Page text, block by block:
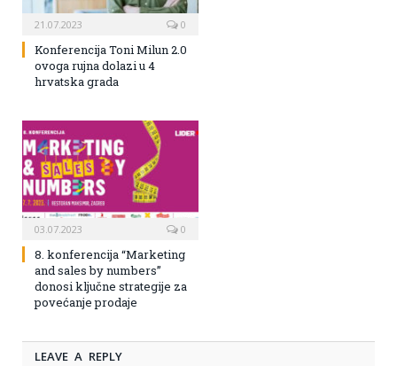
21.07.2023 0
Konferencija Toni Milun 2.0
ovoga rujna dolazi u 4
hrvatska grada
03.07.2023 0
8. konferencija “Marketing
and sales by numbers”
donosi ključne strategije za
povećanje prodaje
LEAVE A REPLY